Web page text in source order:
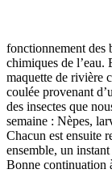
fonctionnement des
chimiques de
maquette de rivière
coulée provenant
des insectes que
semaine : Nèpes,
Chacun est ensuite
ensemble, un
Bonne continuation